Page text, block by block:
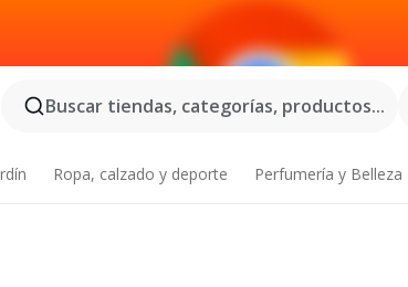
Buscar tiendas, categorías, productos...
Ropa, calzado y deporte Perfumería y Belleza